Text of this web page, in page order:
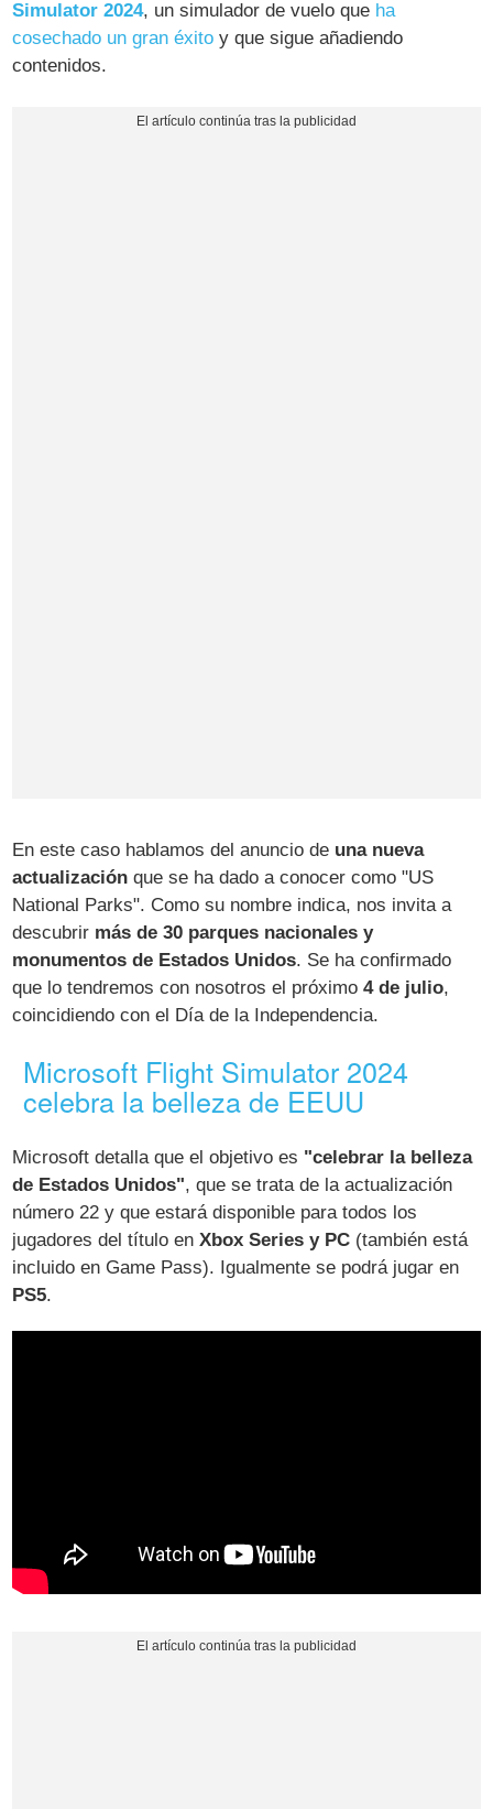
Simulator 2024, un simulador de vuelo que ha
cosechado un gran éxito y que sigue añadiendo
contenidos.
En este caso hablamos del anuncio de una nueva
actualización que se ha dado a conocer como "US
National Parks". Como su nombre indica, nos invita a
descubrir más de 30 parques nacionales y
monumentos de Estados Unidos. Se ha confirmado
que lo tendremos con nosotros el próximo4 de julio,
coincidiendo con el Día de la Independencia.
Microsoft Flight Simulator 2024
celebra la belleza de EEUU
Microsoft detalla que el objetivo es "celebrar la belleza
de Estados Unidos", que se trata de la actualización
número 22 y que estará disponible para todos los
jugadores del título enXbox Series y PC (también está
incluido en Game Pass). Igualmente se podrá jugar en
PS5.